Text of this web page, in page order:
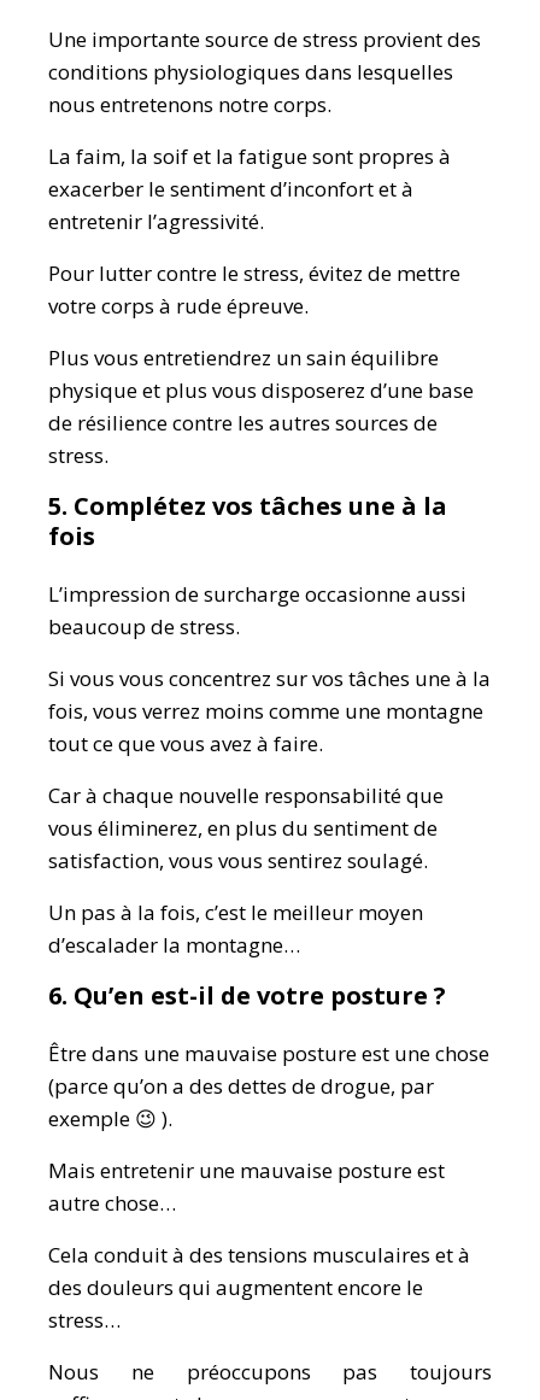
Une importante source de stress provient des
conditions physiologiques dans lesquelles
nous entretenons notre corps.
La faim, la soif et la fatigue sont propres à
exacerber le sentiment d’inconfort et à
entretenir l’agressivité.
Pour lutter contre le stress, évitez de mettre
votre corps à rude épreuve.
Plus vous entretiendrez un sain équilibre
physique et plus vous disposerez d’une base
de résilience contre les autres sources de
stress.
5. Complétez vos tâches une à la
fois
L’impression de surcharge occasionne aussi
beaucoup de stress.
Si vous vous concentrez sur vos tâches une à la
fois, vous verrez moins comme une montagne
tout ce que vous avez à faire.
Car à chaque nouvelle responsabilité que
vous éliminerez, en plus du sentiment de
satisfaction, vous vous sentirez soulagé.
Un pas à la fois, c’est le meilleur moyen
d’escalader la montagne…
6. Qu’en est-il de votre posture ?
Être dans une mauvaise posture est une chose
(parce qu’on a des dettes de drogue, par
exemple 😉 ).
Mais entretenir une mauvaise posture est
autre chose…
Cela conduit à des tensions musculaires et à
des douleurs qui augmentent encore le
stress…
Nous ne préoccupons pas toujours